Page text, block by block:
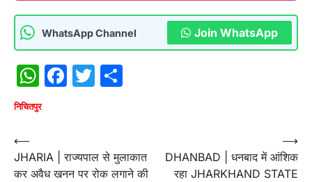
WhatsApp Channel Join WhatsApp
WhatsApp
Facebook
Twitter
निचितपुर
Post
navigation
⟵
JHARIA | राज्यपाल से मुलाकात
कर अवैध खनन पर रोक लगाने की
DHANBAD | धनबाद में आंशिक
रहा JHARKHAND STATE
⟶